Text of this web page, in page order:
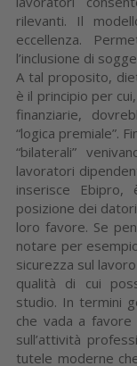
rilevanti. Il
eccellenza.
l’inclusione di
A tal proposito,
è il principio per
finanziarie,
“logica premiale”.
“bilaterali”
lavoratori
inserisce Ebipro,
posizione dei
loro favore. Se
notare per
sicurezza sul
qualità di cui
studio. In termini
che vada a
sull’attività
tutele moderne